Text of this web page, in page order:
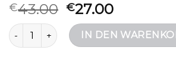
€43.00 €27.00
rucksack nachhaltig Menge
IN DEN